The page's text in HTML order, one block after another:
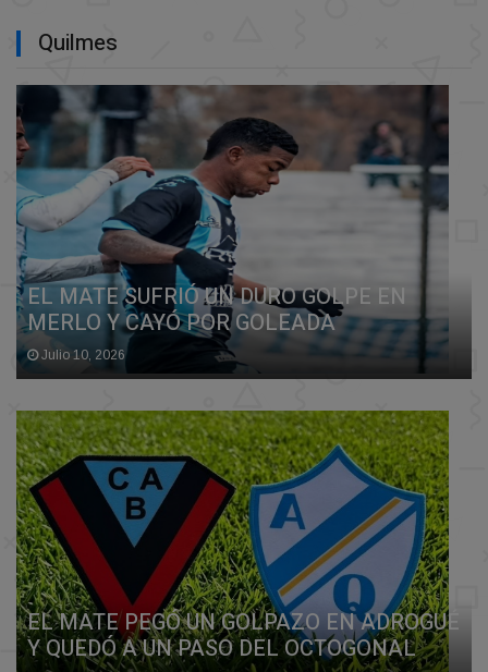
Quilmes
EL MATE SUFRIÓ UN DURO GOLPE EN
MERLO Y CAYÓ POR GOLEADA
Julio 10, 2026
EL MATE PEGÓ UN GOLPAZO EN ADROGUÉ
Y QUEDÓ A UN PASO DEL OCTOGONAL